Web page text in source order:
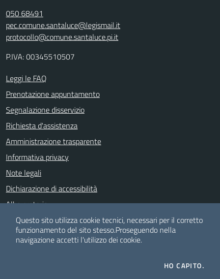
050 68491
pec.comune.santaluce@legismail.it
protocollo@comune.santaluce.pi.it
P.IVA: 00345510507
Leggi le FAQ
Prenotazione appuntamento
Segnalazione disservizio
Richiesta d'assistenza
Amministrazione trasparente
Informativa privacy
Note legali
Dichiarazione di accessibilità
Albo pretorio
Whistle Blowing
Questo sito utilizza cookie tecnici, necessari per il corretto
funzionamento del sito stesso.Proseguendo nella
navigazione accetti l'utilizzo dei cookie.
HO CAPITO.